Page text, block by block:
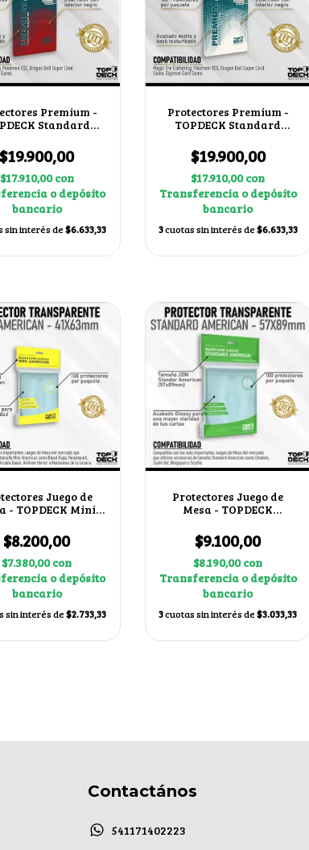
Premium -
Standard
$19.900,00
$17.910,00con
o depósito
bancario
sin interés de$6.633,33
Protectores Premium -
TOPDECK Standard
$19.900,00
$17.910,00con
Transferencia o depósito
bancario
3cuotas sin interés de$6.633,33
Juego de
- TOPDECK Mini
$8.200,00
$7.380,00con
o depósito
bancario
sin interés de$2.733,33
Protectores Juego de
Mesa - TOPDECK
57x89mm
$9.100,00
$8.190,00con
Transferencia o depósito
bancario
3cuotas sin interés de$3.033,33
Contactános
541171402223